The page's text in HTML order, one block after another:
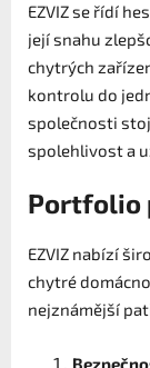
EZVIZ se řídí
její snahu
chytrých
kontrolu do
společnosti
spolehlivost a
Portfolio
EZVIZ nabízí
chytré
nejznámější